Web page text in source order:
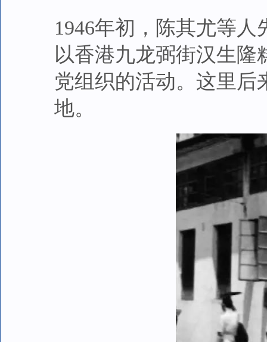
1946年初，陈其尤等
以香港九龙弼街汉生
党组织的活动。这里后
地。